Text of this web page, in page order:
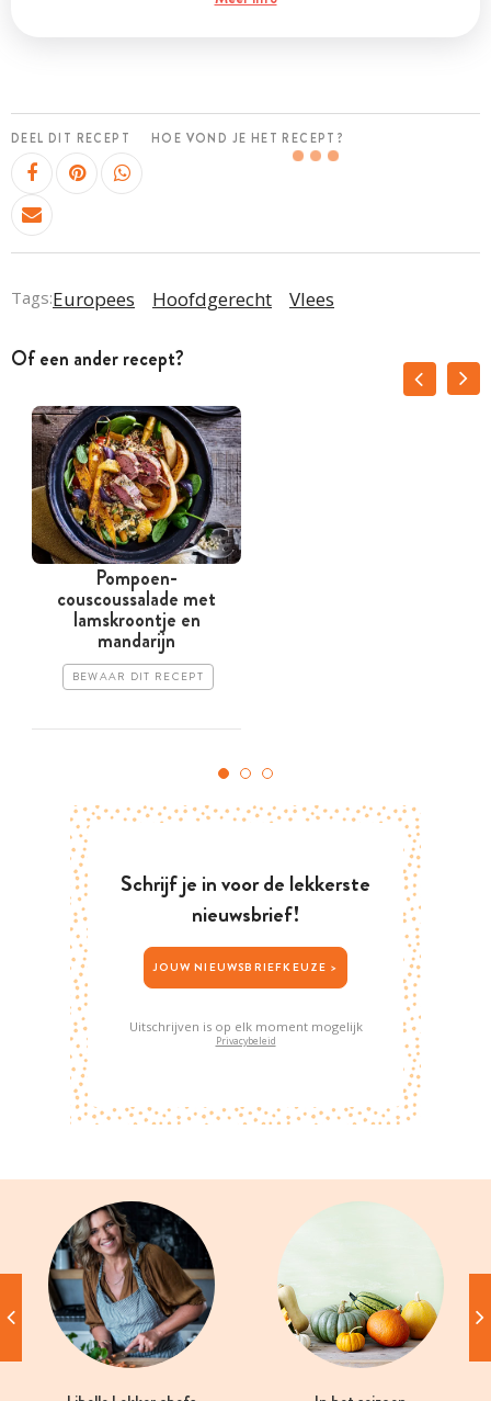
DEEL DIT RECEPT HOE VOND JE HET RECEPT?
Tags:Europees Hoofdgerecht Vlees
Of een ander recept?
Pompoen-
couscoussalade met
lamskroontje en
mandarijn
BEWAAR DIT RECEPT
Schrijf je in voor de lekkerste
nieuwsbrief!
JOUW NIEUWSBRIEFKEUZE >
Uitschrijven is op elk moment mogelijk
Privacybeleid